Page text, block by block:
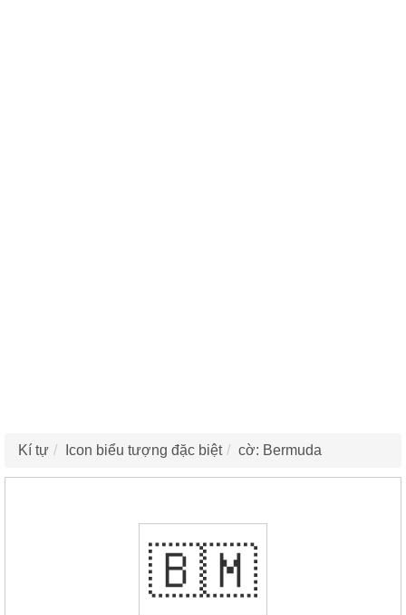
Kí tự Icon biểu tượng đặc biệt cờ: Bermuda
🇧🇲